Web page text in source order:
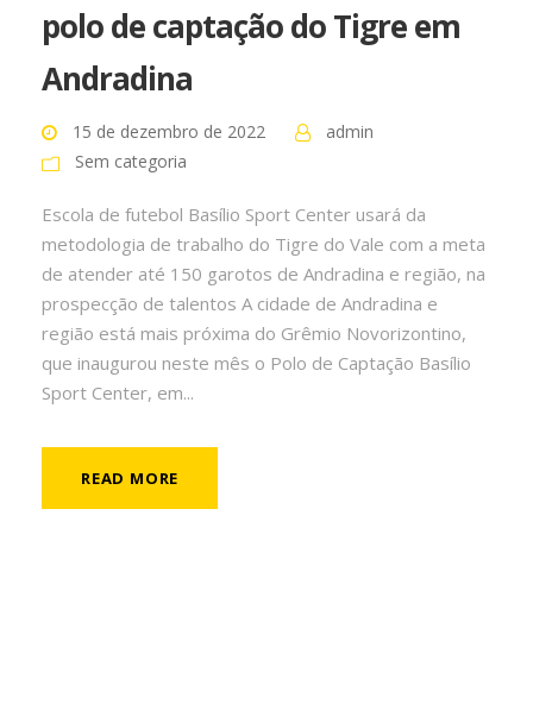
polo de captação do Tigre em
Andradina
15 de dezembro de 2022
admin
Sem categoria
Escola de futebol Basílio Sport Center usará da
metodologia de trabalho do Tigre do Vale com a meta
de atender até 150 garotos de Andradina e região, na
prospecção de talentos A cidade de Andradina e
região está mais próxima do Grêmio Novorizontino,
que inaugurou neste mês o Polo de Captação Basílio
Sport Center, em...
READ MORE